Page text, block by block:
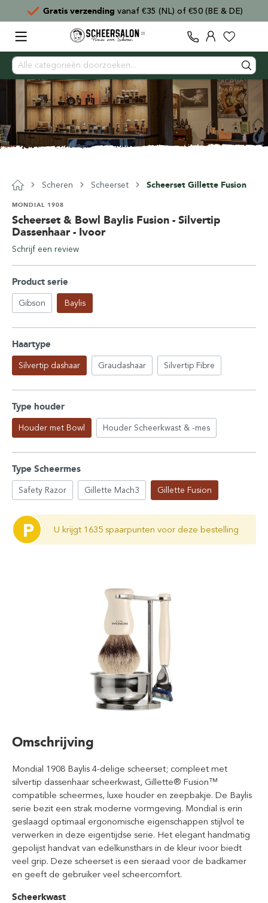
Gratis verzending vanaf €35 (NL) of €50 (BE & DE)
Scheren Scheerset Scheerset Gillette Fusion
Scheerset & Bowl Baylis Fusion - Silvertip
Dassenhaar - Ivoor
MONDIAL 1908
Schrijf een review
Product serie
Gibson Baylis
Haartype
Silvertip dashaar Graudashaar Silvertip Fibre
Type houder
Houder met Bowl Houder Scheerkwast & -mes
Type Scheermes
Safety Razor Gillette Mach3 Gillette Fusion
P U krijgt 1635 spaarpunten voor deze bestelling
Omschrijving
Mondial 1908 Baylis 4-delige scheerset; compleet met
silvertip dassenhaar scheerkwast, Gillette® Fusion™
compatible scheermes, luxe houder en zeepbakje. De Baylis
serie bezit een strak moderne vormgeving. Mondial is erin
geslaagd optimaal ergonomische eigenschappen stijlvol te
verwerken in deze eigentijdse serie. Het elegant handmatig
gepolijst handvat van edelkunsthars in de kleur ivoor biedt
veel grip. Deze scheerset is een sieraad voor de badkamer
en geeft de gebruiker veel scheercomfort.
Scheerkwast